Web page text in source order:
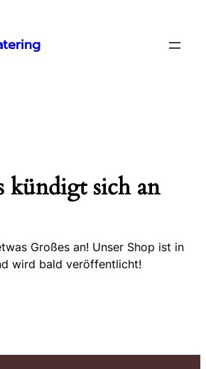
kündigt sich an
Großes an! Unser Shop ist in
wird bald veröffentlicht!